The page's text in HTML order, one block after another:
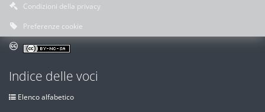
Condizioni della privacy
Preferenze cookie
Indice delle voci
Elenco alfabetico